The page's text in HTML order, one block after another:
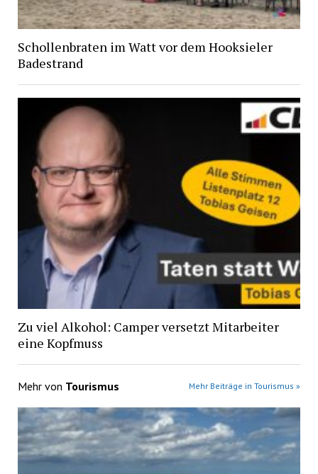
Schollenbraten im Watt vor dem Hooksieler
Badestrand
Zu viel Alkohol: Camper versetzt Mitarbeiter
eine Kopfmuss
Mehr von Tourismus Mehr Beiträge in Tourismus »